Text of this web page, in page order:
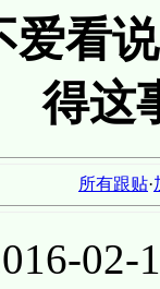
爱看
得这
所有跟贴·
02-